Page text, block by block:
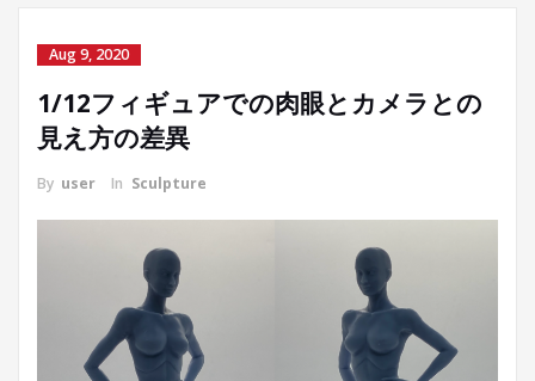
Aug 9, 2020
1/12フィギュアでの肉眼とカメラとの
見え方の差異
By user In Sculpture